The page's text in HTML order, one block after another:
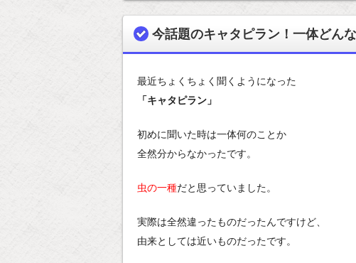
今話題のキャタピラン！一体どん
最近ちょくちょく聞くようになった
「キャタピラン」
初めに聞いた時は一体何のことか
全然分からなかったです。
虫の一種だと思っていました。
実際は全然違ったものだったんですけど、
由来としては近いものだったです。